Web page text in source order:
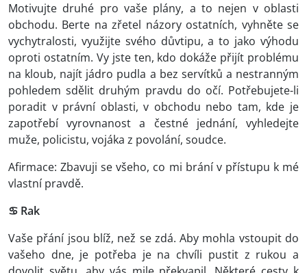
Motivujte druhé pro vaše plány, a to nejen v oblasti
obchodu. Berte na zřetel názory ostatních, vyhněte se
vychytralosti, využijte svého důvtipu, a to jako výhodu
oproti ostatním. Vy jste ten, kdo dokáže přijít problému
na kloub, najít jádro pudla a bez servítků a nestranným
pohledem sdělit druhým pravdu do očí. Potřebujete-li
poradit v právní oblasti, v obchodu nebo tam, kde je
zapotřebí vyrovnanost a čestné jednání, vyhledejte
muže, policistu, vojáka z povolání, soudce.
Afirmace: Zbavuji se všeho, co mi brání v přístupu k mé
vlastní pravdě.
♋ Rak
Vaše přání jsou blíž, než se zdá. Aby mohla vstoupit do
vašeho dne, je potřeba je na chvíli pustit z rukou a